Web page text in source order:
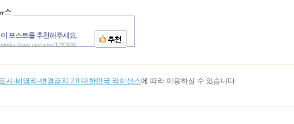
포스트를 추천해주세요.
news/1292630
시-비영리-변경금지 2.0 대한민국 라이센스에 따라 이용하실 수 있습니다.